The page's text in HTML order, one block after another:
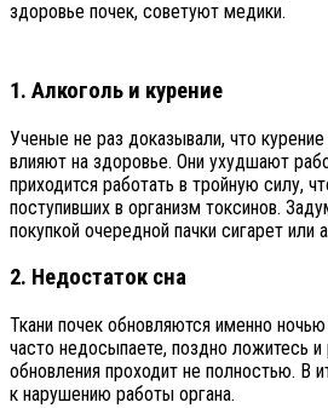
здоровье почек, советуют медики.
1. Алкоголь и курение
Ученые не раз доказывали, что курение
влияют на здоровье. Они ухудшают
приходится работать в тройную силу,
поступивших в организм токсинов.
покупкой очередной пачки сигарет или
2. Недостаток сна
Ткани почек обновляются именно
часто недосыпаете, поздно ложитесь и
обновления проходит не полностью. В
к нарушению работы органа.